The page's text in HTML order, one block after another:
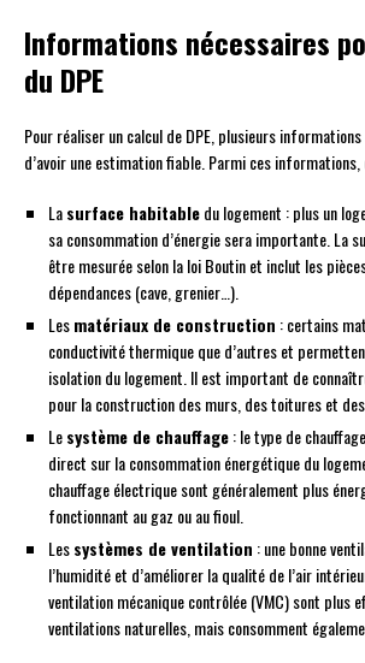
Informations nécessaires
du DPE
Pour réaliser un calcul de DPE, plusieurs
d’avoir une estimation fiable. Parmi ces
Lasurface habitabledu logement : plus un
sa consommation d’énergie sera importante. La
être mesurée selon la loi Boutin et inclut les
dépendances (cave, grenier…).
Lesmatériaux de construction : certains
conductivité thermique que d’autres et
isolation du logement. Il est important de
pour la construction des murs, des toitures et
Lesystème de chauffage: le type de
direct sur la consommation énergétique du
chauffage électrique sont généralement plus
fonctionnant au gaz ou au fioul.
Lessystèmes de ventilation : une bonne
l’humidité et d’améliorer la qualité de l’air
ventilation mécanique contrôlée (VMC) sont plus
ventilations naturelles, mais consomment